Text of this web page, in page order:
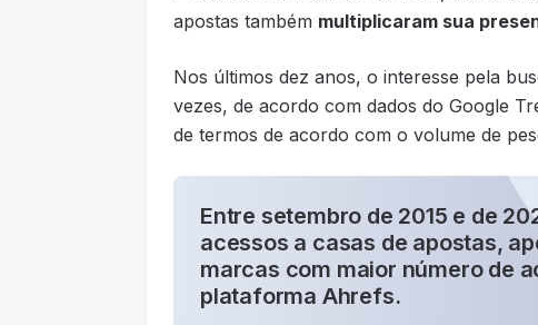
apostas também multiplicaram sua
Nos últimos dez anos, o interesse pela
vezes, de acordo com dados do Google
de termos de acordo com o volume de
Entre setembro de 2015 e de
acessos a casas de apostas,
marcas com maior número de
plataforma Ahrefs.